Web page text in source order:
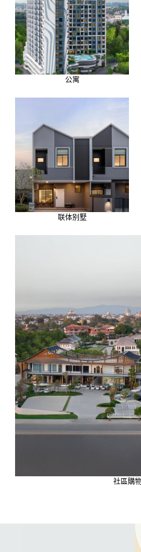
公寓
联体别墅
社區購